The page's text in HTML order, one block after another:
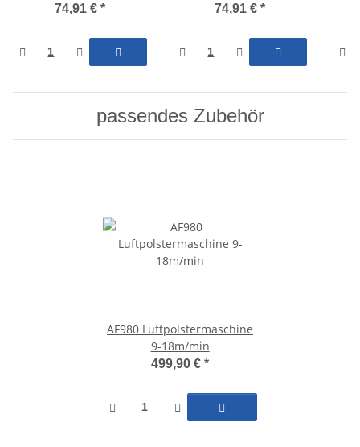
74,91 € * 74,91 € *
passendes Zubehör
AF980 Luftpolstermaschine
9-18m/min
499,90 € *